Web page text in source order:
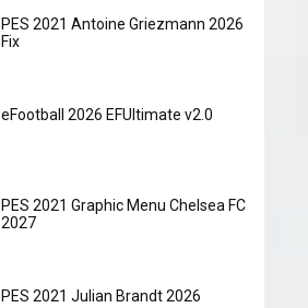
PES 2021 Antoine Griezmann 2026
Fix
eFootball 2026 EFUltimate v2.0
PES 2021 Graphic Menu Chelsea FC
2027
PES 2021 Julian Brandt 2026